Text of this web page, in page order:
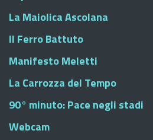
La Maiolica Ascolana
Il Ferro Battuto
Manifesto Meletti
La Carrozza del Tempo
90° minuto: Pace negli stadi
Webcam